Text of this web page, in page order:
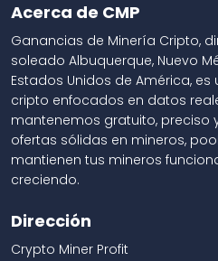
Acerca de CMP
Ganancias de Minería Cripto,
soleado Albuquerque, Nuevo
Estados Unidos de América,
cripto enfocados en datos
mantenemos gratuito, preciso
ofertas sólidas en mineros,
mantienen tus mineros
creciendo.
Dirección
Crypto Miner Profit